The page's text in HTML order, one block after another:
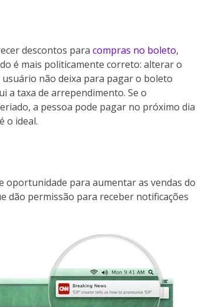
descontos para compras no boleto,
é mais politicamente correto: alterar o
não deixa para pagar o boleto
a taxa de arrependimento. Se o
a pessoa pode pagar no próximo dia
o ideal.
oportunidade para aumentar as vendas do
dão permissão para receber notificações